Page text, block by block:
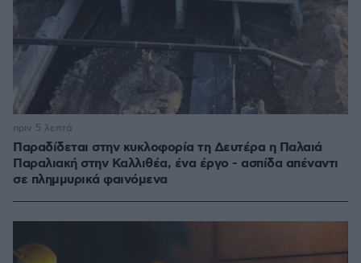
Παραδίδεται στην κυκλοφορία τη Δευτέρα η Παλαιά
Παραλιακή στην Καλλιθέα, ένα έργο - ασπίδα απέναντι
σε πλημμυρικά φαινόμενα
πριν 5 λεπτά